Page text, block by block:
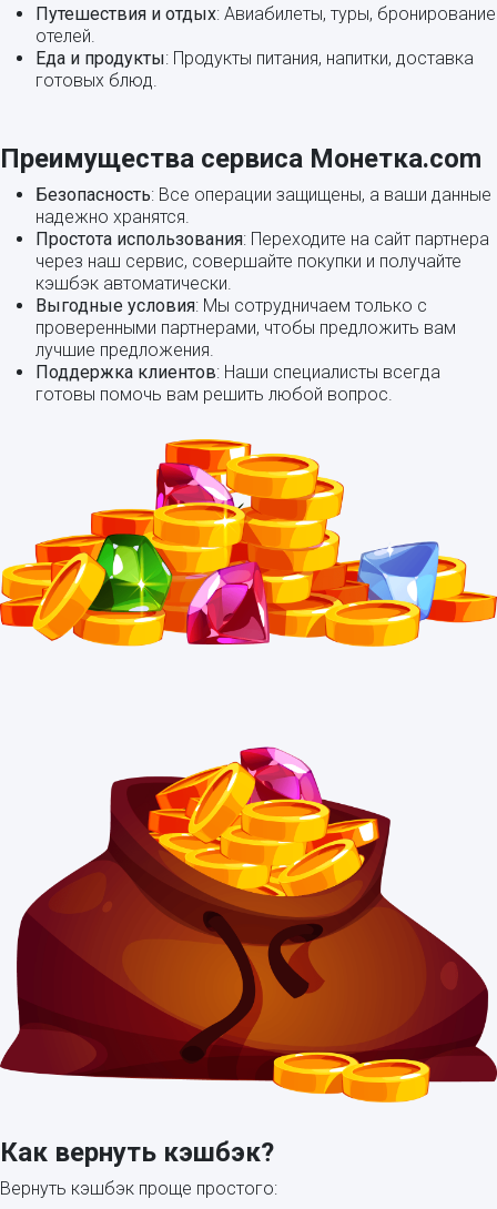
Путешествия и отдых: Авиабилеты, туры, бронирование
отелей.
Еда и продукты: Продукты питания, напитки, доставка
готовых блюд.
Преимущества сервиса Монетка.com
Безопасность: Все операции защищены, а ваши данные
надежно хранятся.
Простота использования: Переходите на сайт партнера
через наш сервис, совершайте покупки и получайте
кэшбэк автоматически.
Выгодные условия: Мы сотрудничаем только с
проверенными партнерами, чтобы предложить вам
лучшие предложения.
Поддержка клиентов: Наши специалисты всегда
готовы помочь вам решить любой вопрос.
Как вернуть кэшбэк?
Вернуть кэшбэк проще простого: